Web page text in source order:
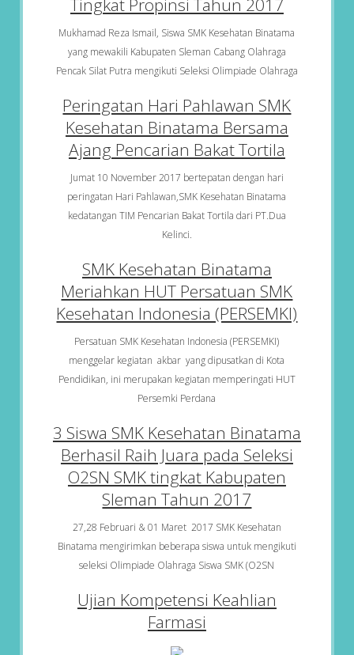
Tingkat Propinsi Tahun 2017
Mukhamad Reza Ismail, Siswa SMK Kesehatan Binatama
yang mewakili Kabupaten Sleman Cabang Olahraga
Pencak Silat Putra mengikuti Seleksi Olimpiade Olahraga
Peringatan Hari Pahlawan SMK
Kesehatan Binatama Bersama
Ajang Pencarian Bakat Tortila
Jumat 10 November 2017 bertepatan dengan hari
peringatan Hari Pahlawan,SMK Kesehatan Binatama
kedatangan TIM Pencarian Bakat Tortila dari PT.Dua
Kelinci.
SMK Kesehatan Binatama
Meriahkan HUT Persatuan SMK
Kesehatan Indonesia (PERSEMKI)
Persatuan SMK Kesehatan Indonesia (PERSEMKI)
menggelar kegiatan akbar yang dipusatkan di Kota
Pendidikan, ini merupakan kegiatan memperingati HUT
Persemki Perdana
3 Siswa SMK Kesehatan Binatama
Berhasil Raih Juara pada Seleksi
O2SN SMK tingkat Kabupaten
Sleman Tahun 2017
27,28 Februari & 01 Maret 2017 SMK Kesehatan
Binatama mengirimkan beberapa siswa untuk mengikuti
seleksi Olimpiade Olahraga Siswa SMK (O2SN
Ujian Kompetensi Keahlian
Farmasi